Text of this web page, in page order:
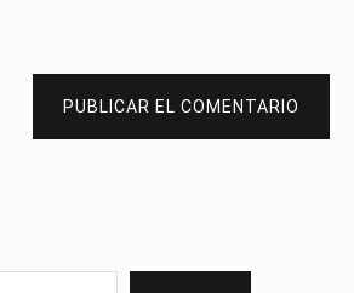
PUBLICAR EL COMENTARIO